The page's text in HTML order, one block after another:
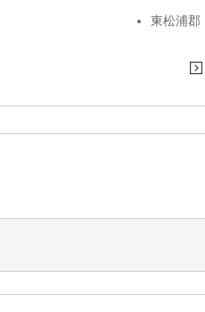
東松浦郡